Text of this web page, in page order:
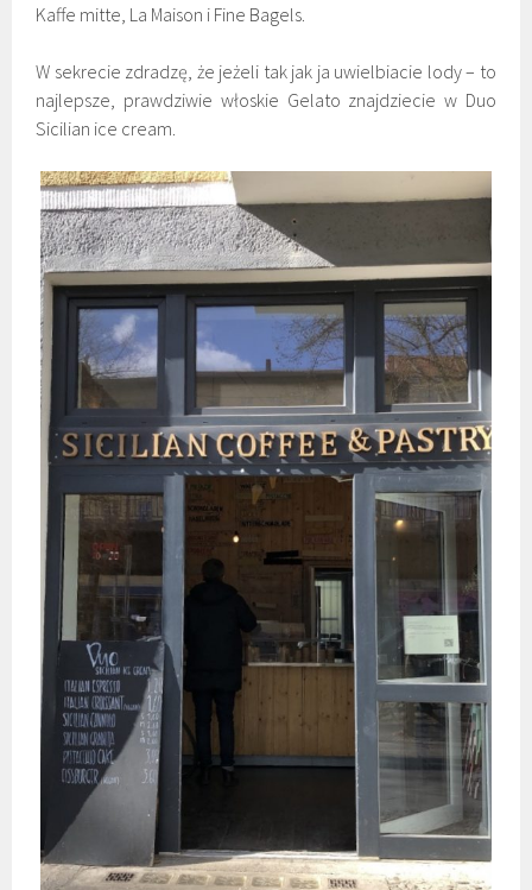
Kaffe mitte, La Maison i Fine Bagels.
W sekrecie zdradzę, że jeżeli tak jak ja uwielbiacie lody – to
najlepsze, prawdziwie włoskie Gelato znajdziecie w Duo
Sicilian ice cream.